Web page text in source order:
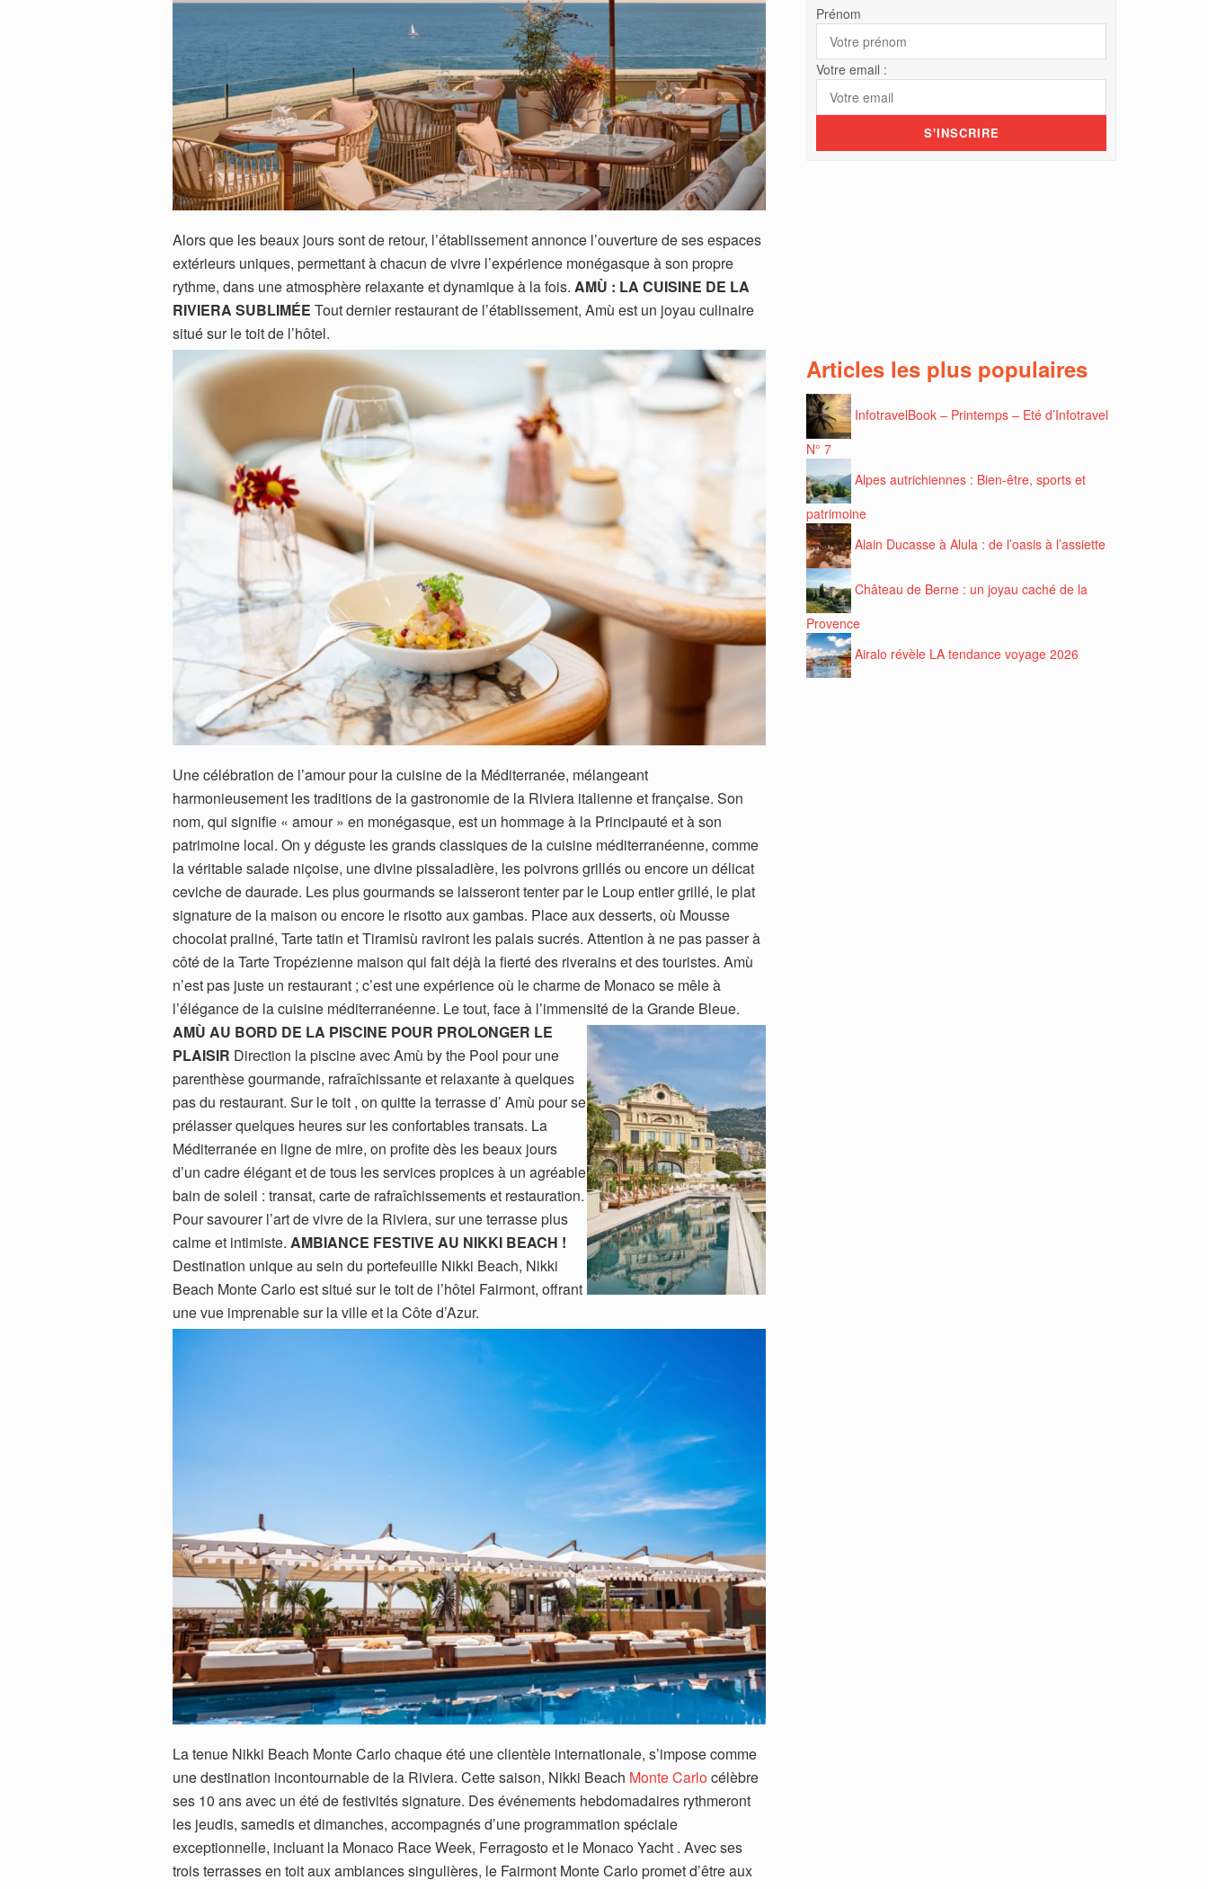
Alors que les beaux jours sont de retour, l’établissement annonce l’ouverture de ses espaces
extérieurs uniques, permettant à chacun de vivre l’expérience monégasque à son propre
rythme, dans une atmosphère relaxante et dynamique à la fois. AMÙ : LA CUISINE DE LA
RIVIERA SUBLIMÉE Tout dernier restaurant de l’établissement, Amù est un joyau culinaire
situé sur le toit de l’hôtel.
Une célébration de l’amour pour la cuisine de la Méditerranée, mélangeant
harmonieusement les traditions de la gastronomie de la Riviera italienne et française. Son
nom, qui signifie « amour » en monégasque, est un hommage à la Principauté et à son
patrimoine local. On y déguste les grands classiques de la cuisine méditerranéenne, comme
la véritable salade niçoise, une divine pissaladière, les poivrons grillés ou encore un délicat
ceviche de daurade. Les plus gourmands se laisseront tenter par le Loup entier grillé, le plat
signature de la maison ou encore le risotto aux gambas. Place aux desserts, où Mousse
chocolat praliné, Tarte tatin et Tiramisù raviront les palais sucrés. Attention à ne pas passer à
côté de la Tarte Tropézienne maison qui fait déjà la fierté des riverains et des touristes. Amù
n’est pas juste un restaurant ; c’est une expérience où le charme de Monaco se mêle à
l’élégance de la cuisine méditerranéenne. Le tout, face à l’immensité de la Grande Bleue.
AMÙ AU BORD DE LA PISCINE POUR PROLONGER LE
PLAISIR Direction la piscine avec Amù by the Pool pour une
parenthèse gourmande, rafraîchissante et relaxante à quelques
pas du restaurant. Sur le toit , on quitte la terrasse d’ Amù pour se
prélasser quelques heures sur les confortables transats. La
Méditerranée en ligne de mire, on profite dès les beaux jours
d’un cadre élégant et de tous les services propices à un agréable
bain de soleil : transat, carte de rafraîchissements et restauration.
Pour savourer l’art de vivre de la Riviera, sur une terrasse plus
calme et intimiste. AMBIANCE FESTIVE AU NIKKI BEACH !
Destination unique au sein du portefeuille Nikki Beach, Nikki
Beach Monte Carlo est situé sur le toit de l’hôtel Fairmont, offrant
une vue imprenable sur la ville et la Côte d’Azur.
La tenue Nikki Beach Monte Carlo chaque été une clientèle internationale, s’impose comme
une destination incontournable de la Riviera. Cette saison, Nikki Beach Monte Carlocélèbre
ses 10 ans avec un été de festivités signature. Des événements hebdomadaires rythmeront
les jeudis, samedis et dimanches, accompagnés d’une programmation spéciale
exceptionnelle, incluant la Monaco Race Week, Ferragosto et le Monaco Yacht . Avec ses
trois terrasses en toit aux ambiances singulières, le Fairmont Monte Carlo promet d’être aux
Prénom
Votre email :
Articles les plus populaires
InfotravelBook – Printemps – Eté d’Infotravel
N° 7
Alpes autrichiennes : Bien-être, sports et
patrimoine
Alain Ducasse à Alula : de l’oasis à l’assiette
Château de Berne : un joyau caché de la
Provence
Airalo révèle LA tendance voyage 2026